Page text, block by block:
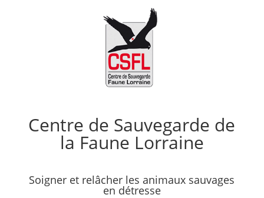
Centre de Sauvegarde de
la Faune Lorraine
Soigner et relâcher les animaux sauvages
en détresse